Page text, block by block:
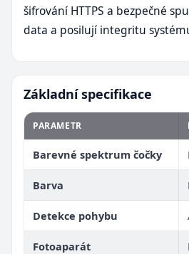
šifrování HTTPS a bezpečné
data a posilují integritu
Základní specifikace
PARAMETR
Barevné spektrum čočky
Barva
Detekce pohybu
Fotoaparát